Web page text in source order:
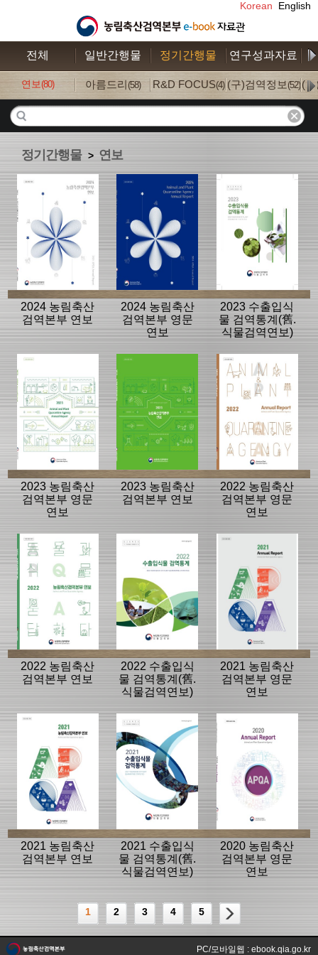
Korean English
전체 일반간행물 정기간행물 연구성과자료
연보(80) 아름드리(58) R&D FOCUS(4) (구)검역정보 (52) (
정기간행물 > 연보
2024 농림축산
검역본부 연보
2024 농림축산
검역본부 영문
연보
2023 수출입식
물 검역통계(舊.
식물검역연보)
2023 농림축산
검역본부 영문
연보
2023 농림축산
검역본부 연보
2022 농림축산
검역본부 영문
연보
2022 농림축산
검역본부 연보
2022 수출입식
물 검역통계(舊.
식물검역연보)
2021 농림축산
검역본부 영문
연보
2021 농림축산
검역본부 연보
2021 수출입식
물 검역통계(舊.
식물검역연보)
2020 농림축산
검역본부 영문
연보
1 2 3 4 5
PC/모바일웹 : ebook.qia.go.kr